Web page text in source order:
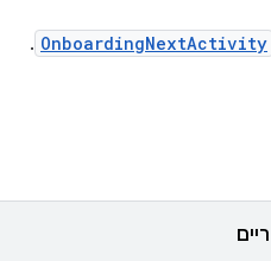
OnboardingNextActivity
.